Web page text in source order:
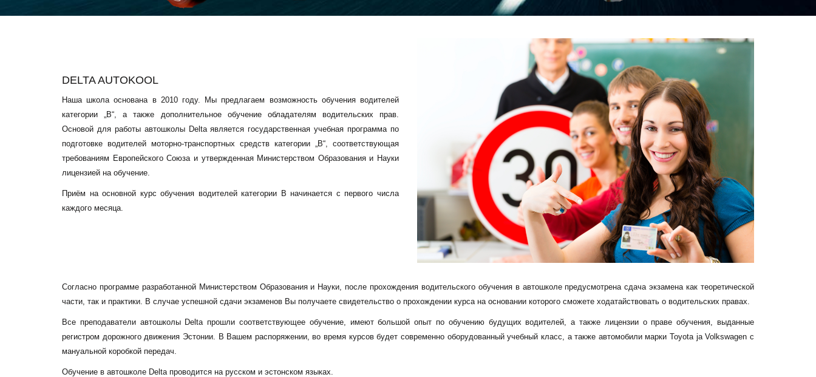
DELTA AUTOKOOL
Наша школа основана в 2010 году. Мы предлагаем возможность обучения водителей
категории „В“, а также дополнительное обучение обладателям водительских прав.
Основой для работы автошколы Delta является государственная учебная программа по
подготовке водителей моторно-транспортных средств категории „B“, соответствующая
требованиям Европейского Союза и утвержденная Министерством Образования и Науки
лицензией на обучение.
Приём на основной курс обучения водителей категории B начинается с первого числа
каждого месяца.
Согласно программе разработанной Министерством Образования и Науки, после прохождения водительского обучения в автошколе предусмотрена сдача экзамена как теоретической
части, так и практики. В случае успешной сдачи экзаменов Вы получаете свидетельство о прохождении курса на основании которого сможете ходатайствовать о водительских правах.
Все преподаватели автошколы Delta прошли соответствующее обучение, имеют большой опыт по обучению будущих водителей, а также лицензии о праве обучения, выданные
регистром дорожного движения Эстонии. В Вашем распоряжении, во время курсов будет современно оборудованный учебный класс, а также автомобили марки Toyota ja Volkswagen с
мануальной коробкой передач.
Обучение в автошколе Delta проводится на русском и эстонском языках.